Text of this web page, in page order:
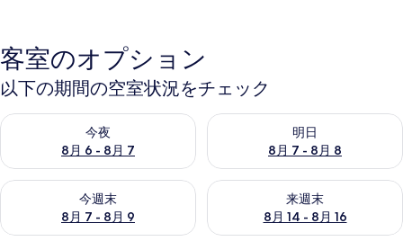
客室のオプション
以下の期間の空室状況をチェック
今夜
8月 6 - 8月 7
今夜 8月 6 - 8月 7 の空室状況をチェック
明日
8月 7 - 8月 8
明日 8月 7 - 8月 8 の空室状況
今週末
8月 7 - 8月 9
今週末 8月 7 - 8月 9 の空室状況をチェック
来週末
8月 14 - 8月 16
来週末 8月 14 - 8月 16 の空室